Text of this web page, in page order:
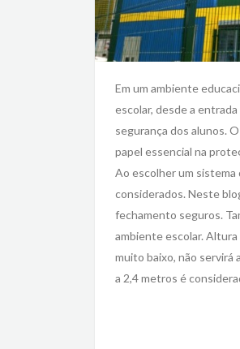
Em um ambiente
escolar, desde a
segurança dos alunos.
papel essencial na
Ao escolher um sistema
considerados. Neste
fechamento seguros.
ambiente escolar.
muito baixo, não servirá
a 2,4 metros é